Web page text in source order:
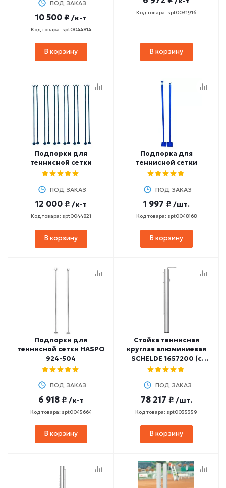
ПОД ЗАКАЗ
10 500 ₽ /к-т
Код товара: spt0044814
В корзину
Код товара: spt0031916
В корзину
Подпорки для
теннисной сетки
ПОД ЗАКАЗ
12 000 ₽ /к-т
Код товара: spt0044821
В корзину
Подпорка для
теннисной сетки
ПОД ЗАКАЗ
1 997 ₽ /шт.
Код товара: spt0048168
В корзину
Подпорки для
теннисной сетки HASPO
924-504
ПОД ЗАКАЗ
6 918 ₽ /к-т
Код товара: spt0045664
В корзину
Стойка теннисная
круглая алюминиевая
SCHELDE 1657200 (с
системой натяжения)
ПОД ЗАКАЗ
78 217 ₽ /шт.
Код товара: spt0035359
В корзину